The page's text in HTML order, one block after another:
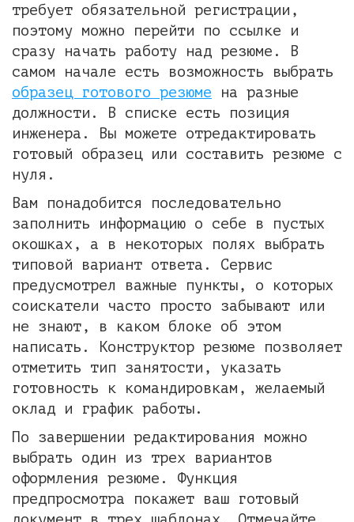
требует обязательной регистрации,
поэтому можно перейти по ссылке и
сразу начать работу над резюме. В
самом начале есть возможность выбрать
образец готового резюме на разные
должности. В списке есть позиция
инженера. Вы можете отредактировать
готовый образец или составить резюме с
нуля.
Вам понадобится последовательно
заполнить информацию о себе в пустых
окошках, а в некоторых полях выбрать
типовой вариант ответа. Сервис
предусмотрел важные пункты, о которых
соискатели часто просто забывают или
не знают, в каком блоке об этом
написать. Конструктор резюме позволяет
отметить тип занятости, указать
готовность к командировкам, желаемый
оклад и график работы.
По завершении редактирования можно
выбрать один из трех вариантов
оформления резюме. Функция
предпросмотра покажет ваш готовый